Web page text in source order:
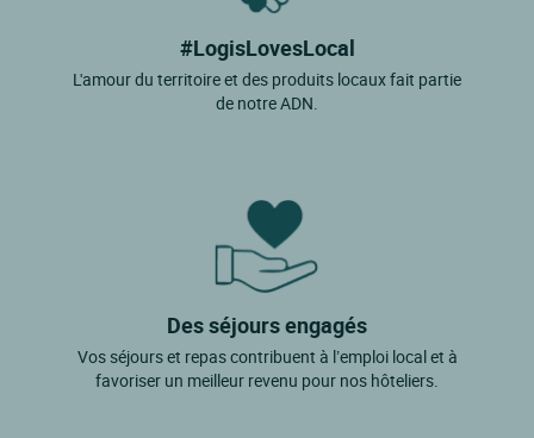
#LogisLovesLocal
L'amour du territoire et des produits locaux fait partie
de notre ADN.
Des séjours engagés
Vos séjours et repas contribuent à l’emploi local et à
favoriser un meilleur revenu pour nos hôteliers.